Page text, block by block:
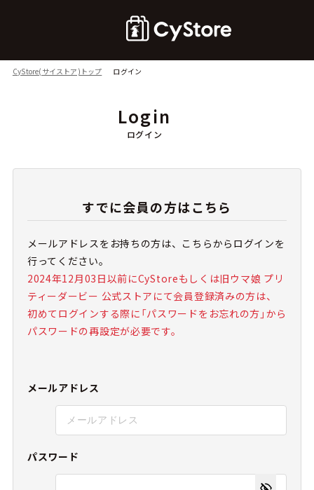
CyStore(サイストア)トップ ログイン
ログイン
Login
すでに会員の方はこちら
メールアドレスをお持ちの方は、こちらからログインを
行ってください。
2024年12月03日以前にCyStoreもしくは旧ウマ娘 プリ
ティーダービー 公式ストアにて会員登録済みの方は、
初めてログインする際に「パスワードをお忘れの方」から
パスワードの再設定が必要です。
メールアドレス
パスワード